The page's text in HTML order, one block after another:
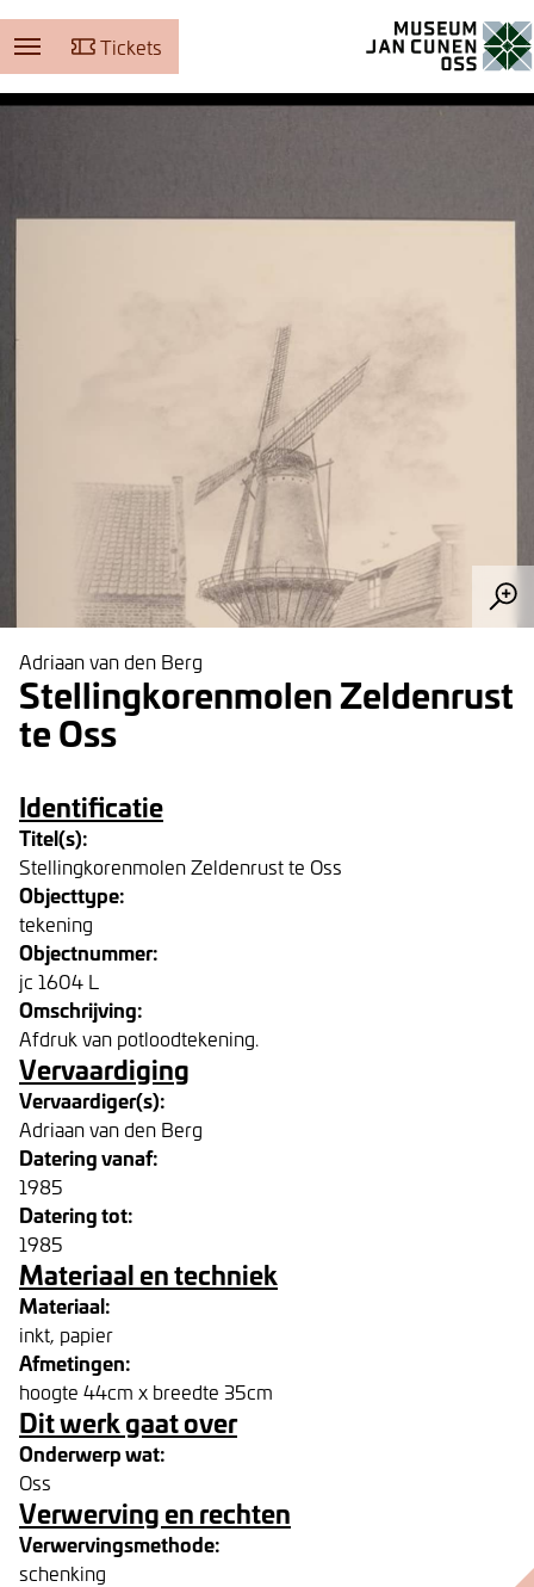
Tickets
Adriaan van den Berg
Stellingkorenmolen Zeldenrust
te Oss
Identificatie
Titel(s):
Stellingkorenmolen Zeldenrust te Oss
Objecttype:
tekening
Objectnummer:
jc 1604 L
Omschrijving:
Afdruk van potloodtekening.
Vervaardiging
Vervaardiger(s):
Adriaan van den Berg
Datering vanaf:
1985
Datering tot:
1985
Materiaal en techniek
Materiaal:
inkt, papier
Afmetingen:
hoogte 44cm x breedte 35cm
Dit werk gaat over
Onderwerp wat:
Oss
Verwerving en rechten
Verwervingsmethode:
schenking